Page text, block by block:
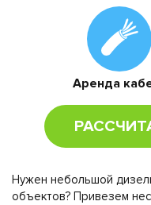
Аренда
Нужен небольшой
объектов? Привезем